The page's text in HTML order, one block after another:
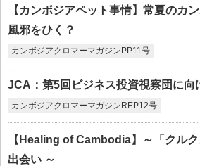
【カンボジアペット事情】常夏のカ
風邪をひく？
カンボジアクロマーマガジンPP11号
JCA：第5回ビジネス投資視察団に向
カンボジアクロマーマガジンREP12号
【Healing of Cambodia】～「クル
出会い ～